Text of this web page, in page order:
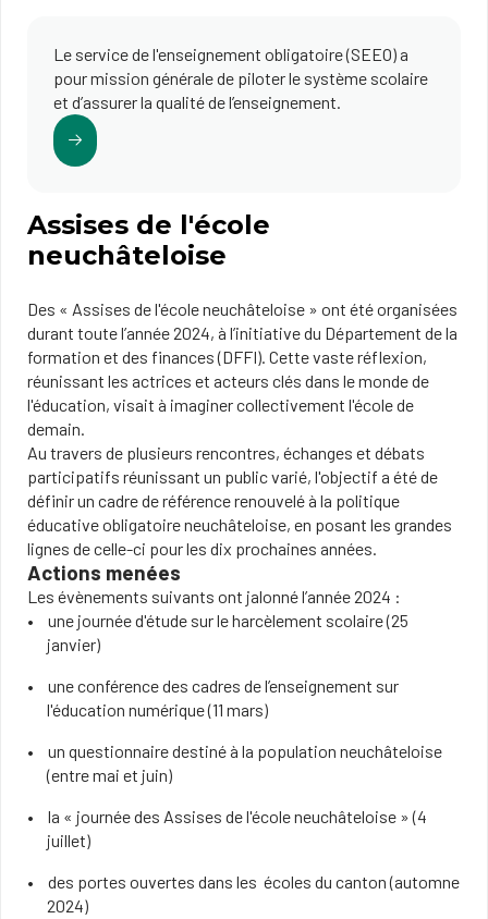
Le service de l'enseignement obligatoire (SEEO) a
pour mission générale de piloter le système scolaire
et d’assurer la qualité de l’enseignement.
Assises de l'école
neuchâteloise
Des « Assises de l'école neuchâteloise » ont été organisées
durant toute l’année 2024, à l’initiative du Département de la
formation et des finances (DFFI). Cette vaste réflexion,
réunissant les actrices et acteurs clés dans le monde de
l'éducation, visait à imaginer collectivement l'école de
demain.
Au travers de plusieurs rencontres, échanges et débats
participatifs réunissant un public varié, l'objectif a été de
définir un cadre de référence renouvelé à la politique
éducative obligatoire neuchâteloise, en posant les grandes
lignes de celle-ci pour les dix prochaines années.
Actions menées
Les évènements suivants ont jalonné l’année 2024 :
une journée d'étude sur le harcèlement scolaire (25
janvier)
une conférence des cadres de l’enseignement sur
l'éducation numérique (11 mars)
un questionnaire destiné à la population neuchâteloise
(entre mai et juin)
la « journée des Assises de l'école neuchâteloise » (4
juillet)
des portes ouvertes dans les écoles du canton (automne
2024)